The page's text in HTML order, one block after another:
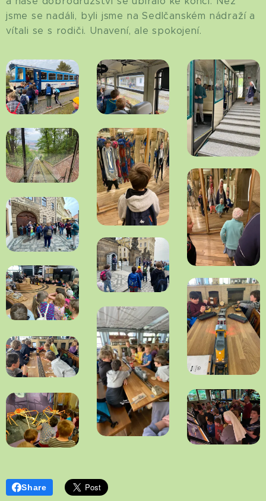
jsme se nadáli, byli jsme na Sedlčanském nádraží a
vítali se s rodiči. Unavení, ale spokojení.
Share